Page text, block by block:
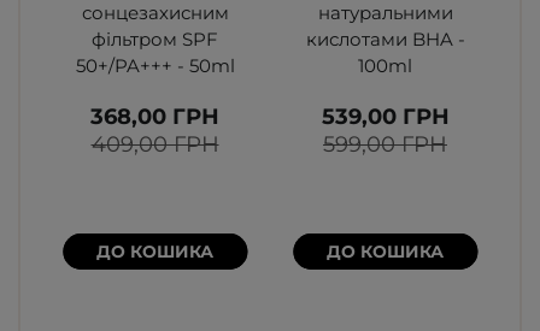
сонцезахисним
фільтром SPF
50+/PA+++ - 50ml
368,00 ГРН
409,00 ГРН
ДО КОШИКА
натуральними
кислотами BHA -
100ml
539,00 ГРН
599,00 ГРН
ДО КОШИКА